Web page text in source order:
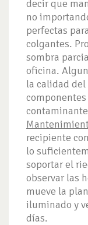
decir que
no
perfectas
colgantes.
sombra
oficina.
la calidad
recipiente
lo
soportar el
observar las
mueve la
iluminado y
días.